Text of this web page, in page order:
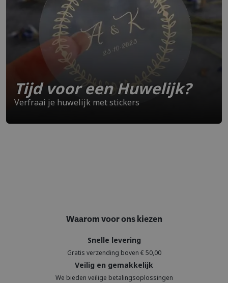
Tijd voor een Huwelijk?
Verfraai je huwelijk met stickers
Waarom voor ons kiezen
Snelle levering
Gratis verzending boven € 50,00
Veilig en gemakkelijk
We bieden veilige betalingsoplossingen